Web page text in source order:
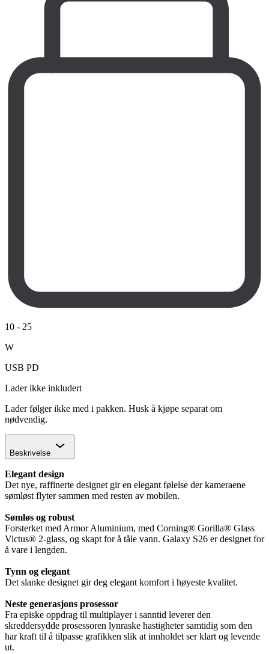
10 - 25
W
USB PD
Lader ikke inkludert
Lader følger ikke med i pakken. Husk å kjøpe separat om
nødvendig.
Beskrivelse
Elegant design
Det nye, raffinerte designet gir en elegant følelse der kameraene
sømløst flyter sammen med resten av mobilen.
Sømløs og robust
Forsterket med Armor Aluminium, med Corning® Gorilla® Glass
Victus® 2-glass, og skapt for å tåle vann. Galaxy S26 er designet for
å vare i lengden.
Tynn og elegant
Det slanke designet gir deg elegant komfort i høyeste kvalitet.
Neste generasjons prosessor
Fra episke oppdrag til multiplayer i sanntid leverer den
skreddersydde prosessoren lynraske hastigheter samtidig som den
har kraft til å tilpasse grafikken slik at innholdet ser klart og levende
ut.